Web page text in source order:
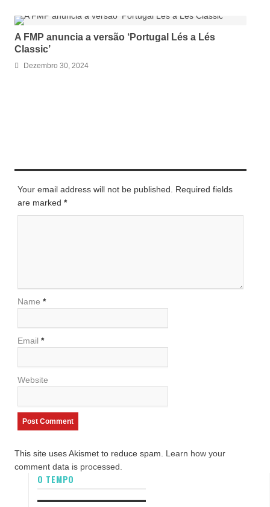
A FMP anuncia a versão ‘Portugal Lés a Lés
Classic’
Dezembro 30, 2024
Your email address will not be published. Required fields
are marked *
Name *
Email *
Website
This site uses Akismet to reduce spam. Learn how your
comment data is processed.
O TEMPO